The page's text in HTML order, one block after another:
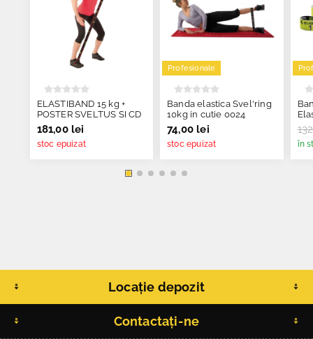
ELASTIBAND 15 kg +
POSTER SVELTUS SI CD
181,00 lei
stoc epuizat
Profesionale
Banda elastica Svel'ring
10kg in cutie 0024
74,00 lei
stoc epuizat în
Locație depozit
Contactați-ne